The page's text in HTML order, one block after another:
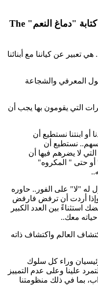
يقول الدكتور دانيال سيجال في كتابة "دماغ النعم" The
عن كياننا مع أبنائنا
المعرفي والشجاعة
التي يقومون بها يجب أن
ابنتنا نستطيع أن
نستطيع أن
لا يضرهم فيها أن
أو حتى " المكروه"
له "لا" على الفور.. حاوره
أردت أن ترفض فارفض
بين العدد الكبير
معك..
العالم واكتشاف ذاته
وراء كل سلوك
علينا وعلى عدم التمييز
بما في ذلك منظومتنا